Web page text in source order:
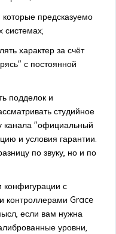
предсказуемо
системах;
характер за счёт
с постоянной
подделок и
студийное
канала "официальный
и условия гарантии.
по звуку, но и по
конфигурации с
Grace
если вам нужна
уровни,